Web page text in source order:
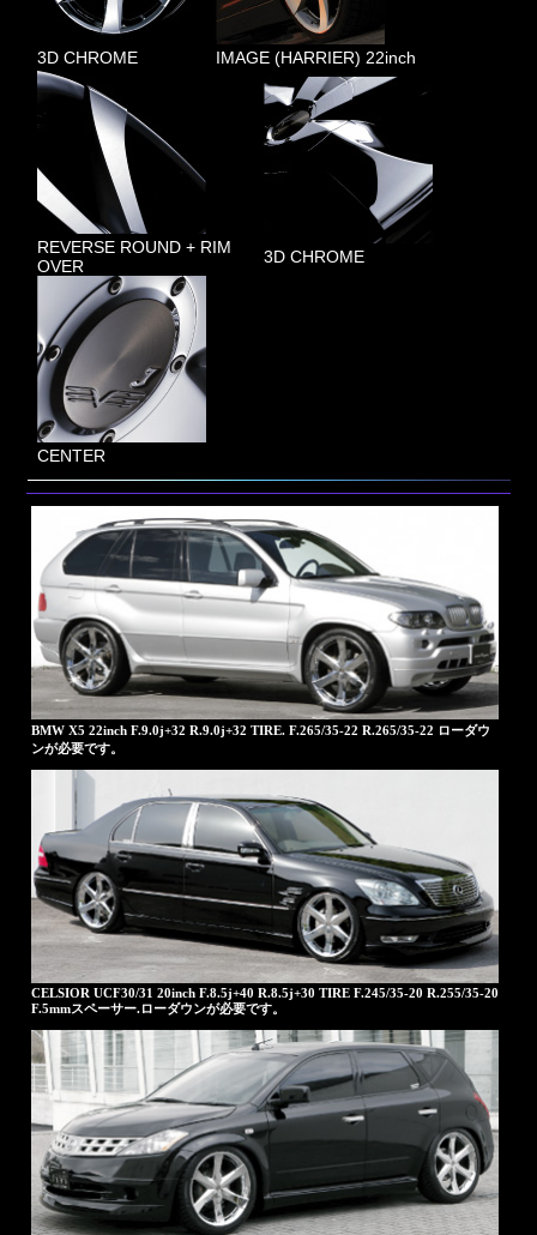
3D CHROME IMAGE (HARRIER) 22inch
REVERSE ROUND + RIM
OVER
3D CHROME
CENTER
BMW X5 22inch F.9.0j+32 R.9.0j+32 TIRE. F.265/35-22 R.265/35-22 ローダウ
ンが必要です。
CELSIOR UCF30/31 20inch F.8.5j+40 R.8.5j+30 TIRE F.245/35-20 R.255/35-20
F.5mmスペーサー.ローダウンが必要です。